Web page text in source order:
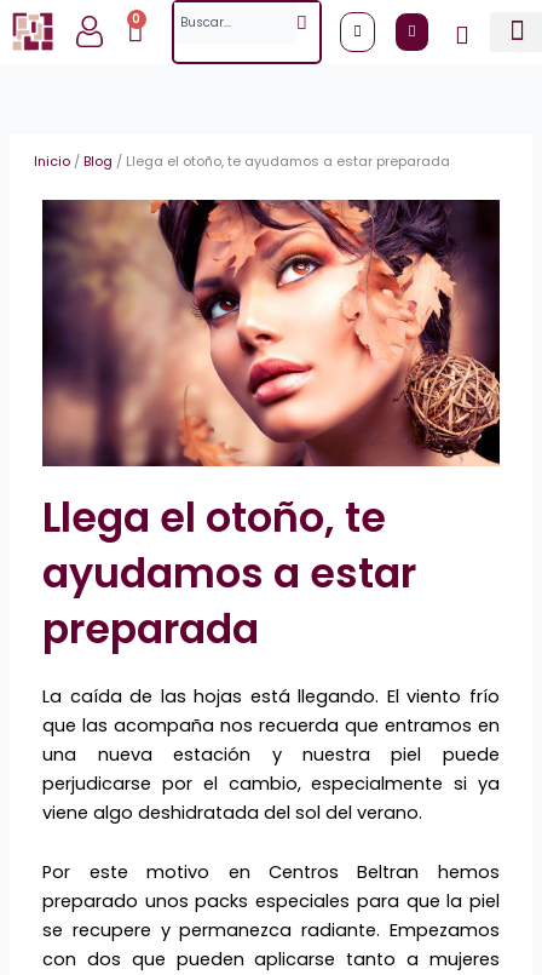
al
0
CartSearch
Inicio/Blog / Llega el otoño, te ayudamos a estar preparada
Llega el otoño, te
ayudamos a estar
preparada
La caída de las hojas está llegando. El viento frío
que las acompaña nos recuerda que entramos en
una nueva estación y nuestra piel puede
perjudicarse por el cambio, especialmente si ya
viene algo deshidratada del sol del verano.
Por este motivo en Centros Beltran hemos
preparado unos packs especiales para que la piel
se recupere y permanezca radiante. Empezamos
con dos que pueden aplicarse tanto a mujeres